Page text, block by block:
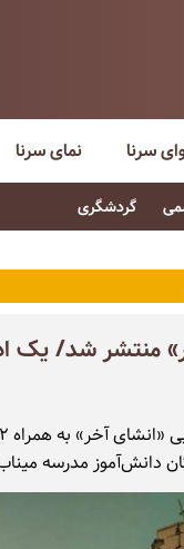
گردشگری
سرنا نمای سرنا
منتشر شد/ یک
دانش‌آموز مدرسه